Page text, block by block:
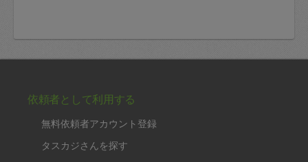
依頼者として利用する
無料依頼者アカウント登録
タスカジさんを探す